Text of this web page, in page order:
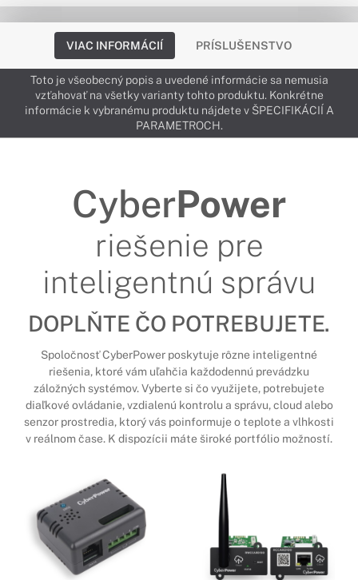
VIAC INFORMÁCIÍ PRÍSLUŠENSTVO
Toto je všeobecný popis a uvedené informácie sa nemusia
vzťahovať na všetky varianty tohto produktu. Konkrétne
informácie k vybranému produktu nájdete v ŠPECIFIKÁCIÍ A
PARAMETROCH.
CyberPower
riešenie pre
inteligentnú správu
DOPLŇTE ČO POTREBUJETE.
Spoločnosť CyberPower poskytuje rôzne inteligentné
riešenia, ktoré vám uľahčia každodennú prevádzku
záložných systémov. Vyberte si čo využijete, potrebujete
diaľkové ovládanie, vzdialenú kontrolu a správu, cloud alebo
senzor prostredia, ktorý vás poinformuje o teplote a vlhkosti
v reálnom čase. K dispozícii máte široké portfólio možností.